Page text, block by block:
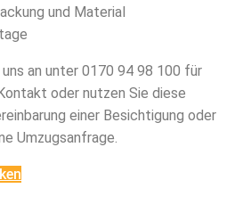
und Material
an unter 0170 94 98 100 für
oder nutzen Sie diese
einer Besichtigung oder
Umzugsanfrage.